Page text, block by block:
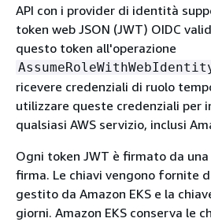
API con i provider di identità
token web JSON (JWT) OIDC
questo token all'operazione
ricevere credenziali di ruolo
utilizzare queste credenziali per
qualsiasi AWS servizio, inclusi
Ogni token JWT è firmato da
firma. Le chiavi vengono fornite
gestito da Amazon EKS e la
giorni. Amazon EKS conserva le